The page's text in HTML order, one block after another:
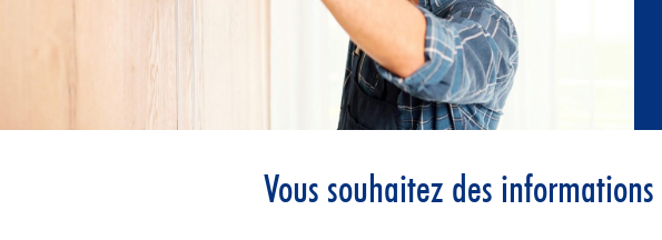
Vous souhaitez des